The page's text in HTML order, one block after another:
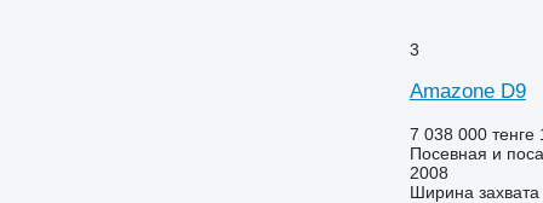
3
Amazone D9
7 038 000 тенге
Посевная и
2008
Ширина захвата